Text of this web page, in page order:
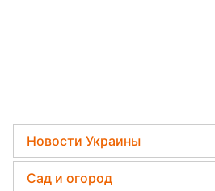
Новости Украины
Телеграм новости Украины
Сад и огород